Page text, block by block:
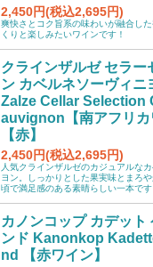
2,450円(税込2,695円)
爽快さとコク旨系の味わいが融合し
くりと楽しみたいワインです！
クラインザルゼ セラー
ン カベルネソーヴィ
Zalze Cellar Selection
auvignon【南アフリカ
【赤】
2,450円(税込2,695円)
人気クラインザルゼのカジュアルな
ヨン。しっかりとした果実味とまろ
頃で満足感のある素晴らしい一本です
カノンコップ カデット
ンド Kanonkop
nd 【赤ワイン】